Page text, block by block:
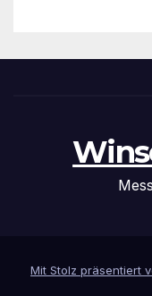
Mit Stolz präsentiert